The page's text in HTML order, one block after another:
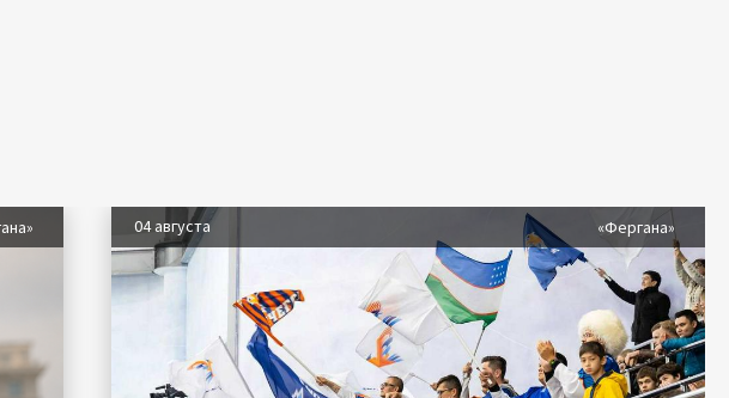
04 августа «Фергана»